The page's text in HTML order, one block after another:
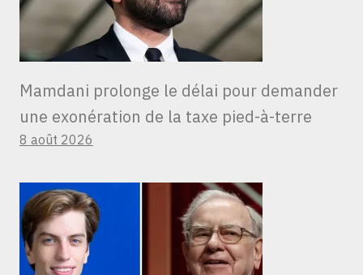
Mamdani prolonge le délai pour demander
une exonération de la taxe pied-à-terre
8 août 2026